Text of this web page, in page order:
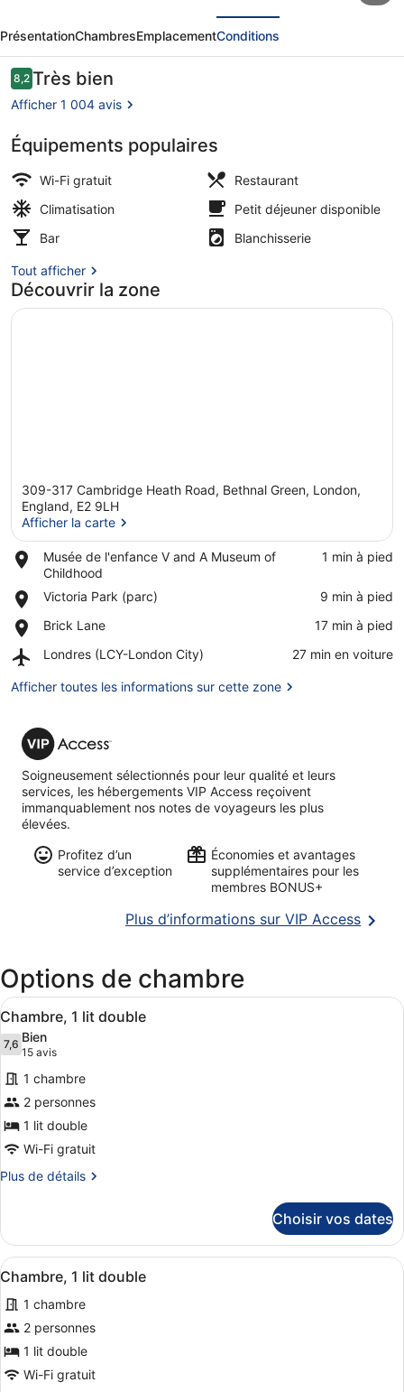
Points
Flex
by
Sheraton
London
Shoreditch
East
Restaurant
PrésentationChambresEmplacementConditions
Avis
voyageurs
8,28,2 sur 10
Très bien
Afficher 1 004 avis
Équipements populaires
Wi-Fi gratuit
Restaurant
Climatisation
Petit déjeuner disponible
Bar
Blanchisserie
Tout afficher
Découvrir la zone
Afficher la carte
309-317 Cambridge Heath Road, Bethnal Green, London,
England, E2 9LH
Afficher la carte
Musée de l'enfance V and A Museum of
Childhood
Place,
Musée
de
l'enfance
V
A
of
‪1 min à pied‬
Victoria Park (parc)
Place,
Park
‪9 min à pied‬
Brick Lane
Place,
Lane
‪17 min à pied‬
Londres (LCY-London City)
Airport,
(LCY-
‪27 min en voiture‬
Afficher toutes les informations sur cette zone
VIP
Access
Soigneusement sélectionnés pour leur qualité et leurs
services, les hébergements VIP Access reçoivent
immanquablement nos notes de voyageurs les plus
élevées.
Profitez d’un
service d’exception
Économies et avantages
supplémentaires pour les
membres BONUS+
Plus d’informations sur VIP Access
Options de chambre
Afficher
toutes
les
photos
pour
ce
type
de
chambre :
lit
double
Une chambre d’hôtel moderne
8
Chambre, 1 lit double
7,67,6 sur 10
Bien
15 avis
(15 avis)
1 chambre
2 personnes
1 lit double
Wi-Fi gratuit
Plus de détails
Plus
le
type
de
Chambre,
lit
double
Choisir vos dates
Afficher
toutes
les
photos
pour
ce
Une chambre à coucher avec un
9
Chambre, 1 lit double
1 chambre
2 personnes
1 lit double
Wi-Fi gratuit